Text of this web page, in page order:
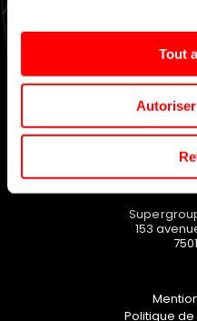
Tout
EN
153
Politique